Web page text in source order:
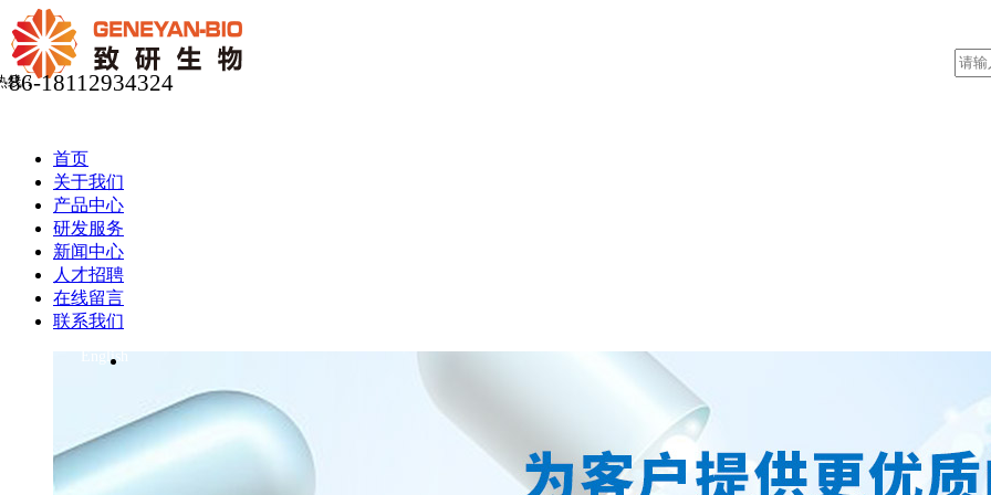
线：
86-18112934324
首页
关于我们
产品中心
研发服务
新闻中心
人才招聘
在线留言
联系我们
English